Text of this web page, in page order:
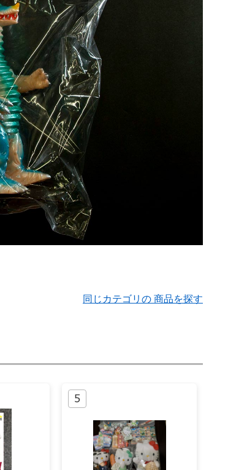
同じカテゴリの 商品を探す